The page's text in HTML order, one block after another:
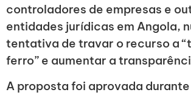
controladores de empresas e
entidades jurídicas em Angola,
tentativa de travar o recurso a
ferro” e aumentar a
A proposta foi aprovada